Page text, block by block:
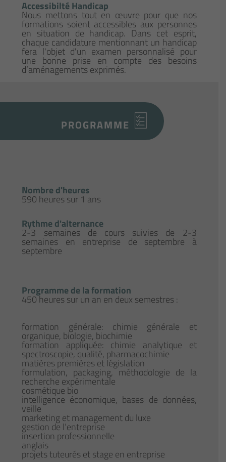
Accessibilté Handicap
Nous mettons tout en œuvre pour que nos
formations soient accessibles aux personnes
en situation de handicap. Dans cet esprit,
chaque candidature mentionnant un handicap
fera l'objet d'un examen personnalisé pour
une bonne prise en compte des besoins
d’aménagements exprimés.
PROGRAMME
Nombre d'heures
590 heures sur 1 ans
Rythme d'alternance
2-3 semaines de cours suivies de 2-3
semaines en entreprise de septembre à
septembre
Programme de la formation
450 heures sur un an en deux semestres :
formation générale: chimie générale et
organique, biologie, biochimie
formation appliquée: chimie analytique et
spectroscopie, qualité, pharmacochimie
matières premières et législation
formulation, packaging, méthodologie de la
recherche expérimentale
cosmétique bio
intelligence économique, bases de données,
veille
marketing et management du luxe
gestion de l’entreprise
insertion professionnelle
anglais
projets tuteurés et stage en entreprise